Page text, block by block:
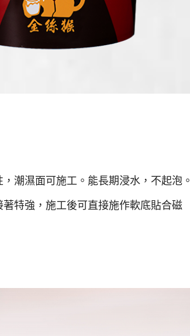
，潮濕面可施工。能長期浸水，不起泡。
著特強，施工後可直接施作軟底貼合磁